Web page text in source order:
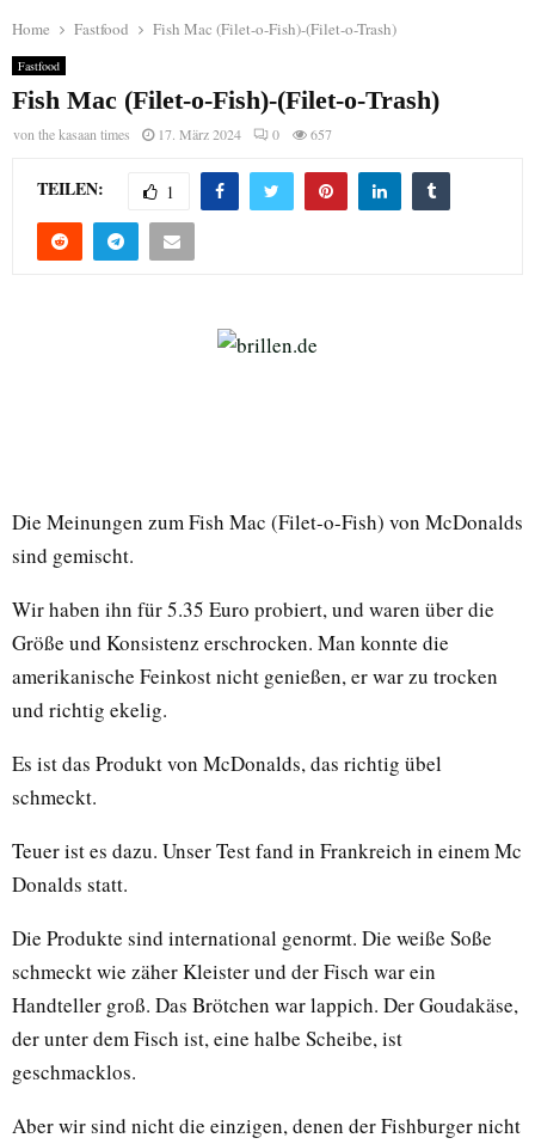
Home Fastfood Fish Mac (Filet-o-Fish)-(Filet-o-Trash)
Fastfood
Fish Mac (Filet-o-Fish)-(Filet-o-Trash)
von the kasaan times 17. März 2024 0 657
TEILEN: 1
Die Meinungen zum Fish Mac (Filet-o-Fish) von McDonalds
sind gemischt.
Wir haben ihn für 5.35 Euro probiert, und waren über die
Größe und Konsistenz erschrocken. Man konnte die
amerikanische Feinkost nicht genießen, er war zu trocken
und richtig ekelig.
Es ist das Produkt von McDonalds, das richtig übel
schmeckt.
Teuer ist es dazu. Unser Test fand in Frankreich in einem Mc
Donalds statt.
Die Produkte sind international genormt. Die weiße Soße
schmeckt wie zäher Kleister und der Fisch war ein
Handteller groß. Das Brötchen war lappich. Der Goudakäse,
der unter dem Fisch ist, eine halbe Scheibe, ist
geschmacklos.
Aber wir sind nicht die einzigen, denen der Fishburger nicht